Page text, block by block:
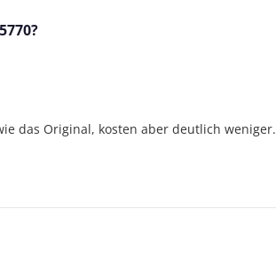
das Original, kosten aber deutlich weniger.